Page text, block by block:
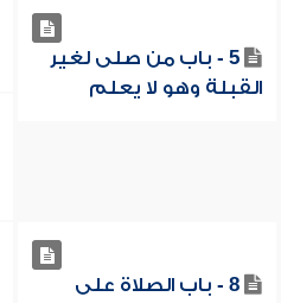
5 - باب من صلى لغير
القبلة وهو لا يعلم
8 - باب الصلاة على